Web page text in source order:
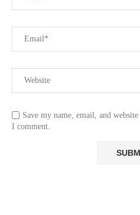
Save my name, email, and
I comment.